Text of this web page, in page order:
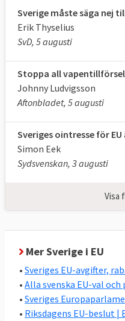
om jobben,
marknad”.
Sammantaget,
undersökningar,
svenska EU-
att stärka landets
Två andra
politik är den
enighet i
Sverige oavsett
Stor enighet i
Den ordinarie
det folkvalda
ländernas
tillsammans. I
Sverige måste säga nej
Erik Thyselius
SvD, 5 augusti
Stoppa all
Johnny Ludvigsson
Aftonbladet, 5 augusti
Sveriges ointresse för
Simon Eek
Sydsvenskan, 3 augusti
Visa
Mer Sverige i EU
• Sveriges EU-avgifter,
• Alla svenska EU-val
• Sveriges
• Riksdagens EU-beslut |